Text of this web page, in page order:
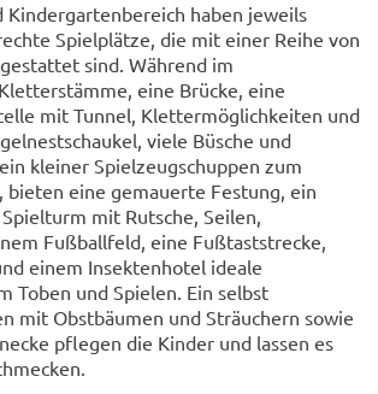
Kindergartenbereich haben jeweils
Spielplätze, die mit einer Reihe von
sind. Während im
eine Brücke, eine
mit Tunnel, Klettermöglichkeiten und
viele Büsche und
kleiner Spielzeugschuppen zum
bieten eine gemauerte Festung, ein
mit Rutsche, Seilen,
Fußballfeld, eine Fußtaststrecke,
einem Insektenhotel ideale
Toben und Spielen. Ein selbst
mit Obstbäumen und Sträuchern sowie
pflegen die Kinder und lassen es